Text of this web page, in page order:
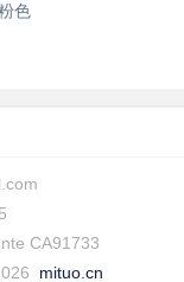
色
CA91733
mituo.cn